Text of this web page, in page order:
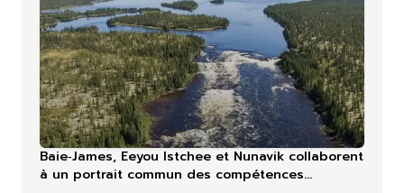
Baie‑James, Eeyou Istchee et Nunavik collaborent
à un portrait commun des compétences